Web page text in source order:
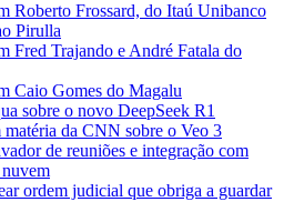
Roberto Frossard, do Itaú Unibanco⁠
Pirulla
Fred Trajando e André Fatala do
Caio Gomes do Magalu
sobre o novo DeepSeek R1
da CNN sobre o Veo 3
de reuniões e integração com
nuvem
ordem judicial que obriga a guardar